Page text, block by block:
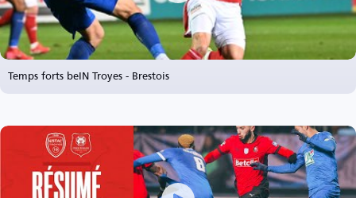
Temps forts beIN Troyes - Brestois